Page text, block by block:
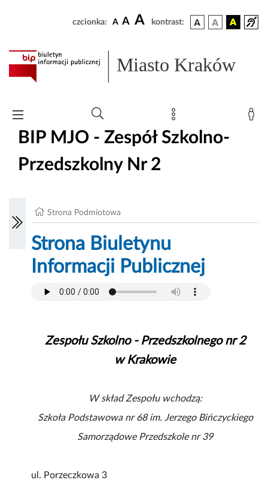
czcionka: A A A kontrast:
Miasto Kraków
BIP MJO - Zespół Szkolno-
Przedszkolny Nr 2
Strona Podmiotowa
Strona Biuletynu
Informacji Publicznej
Zespołu Szkolno - Przedszkolnego nr 2
w Krakowie
W skład Zespołu wchodzą:
Szkoła Podstawowa nr 68 im. Jerzego Bińczyckiego
Samorządowe Przedszkole nr 39
ul. Porzeczkowa 3